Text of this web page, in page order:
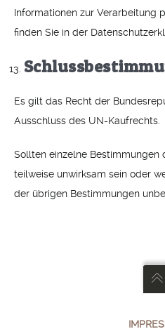
Informationen zur Verarbeitung
finden Sie in der
Es gilt das Recht der
Ausschluss des UN-Kaufrechts.
Sollten einzelne Bestimmungen
teilweise unwirksam sein oder
der übrigen Bestimmungen